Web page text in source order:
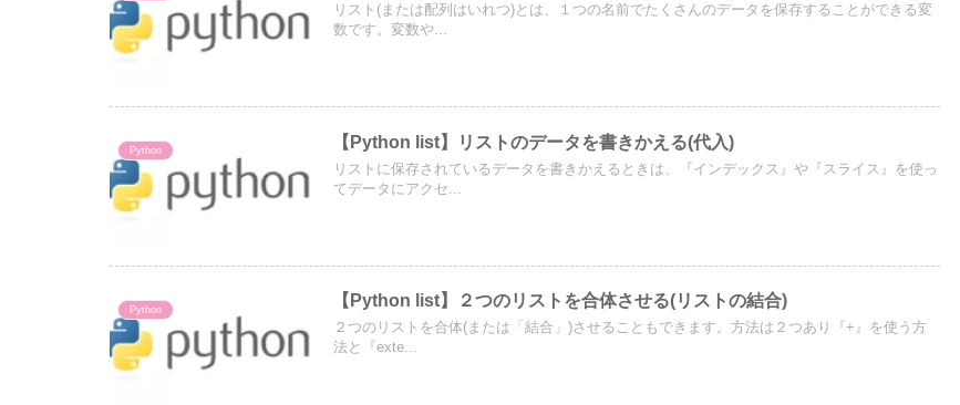
リスト(または配列はいれつ)とは、１つの名前でたくさんのデータを保存することができる変
数です。変数や...
Python 【Python list】リストのデータを書きかえる(代入)
リストに保存されているデータを書きかえるときは、『インデックス』や『スライス』を使っ
てデータにアクセ...
Python 【Python list】２つのリストを合体させる(リストの結合)
２つのリストを合体(または「結合」)させることもできます。方法は２つあり『+』を使う方
法と『exte...